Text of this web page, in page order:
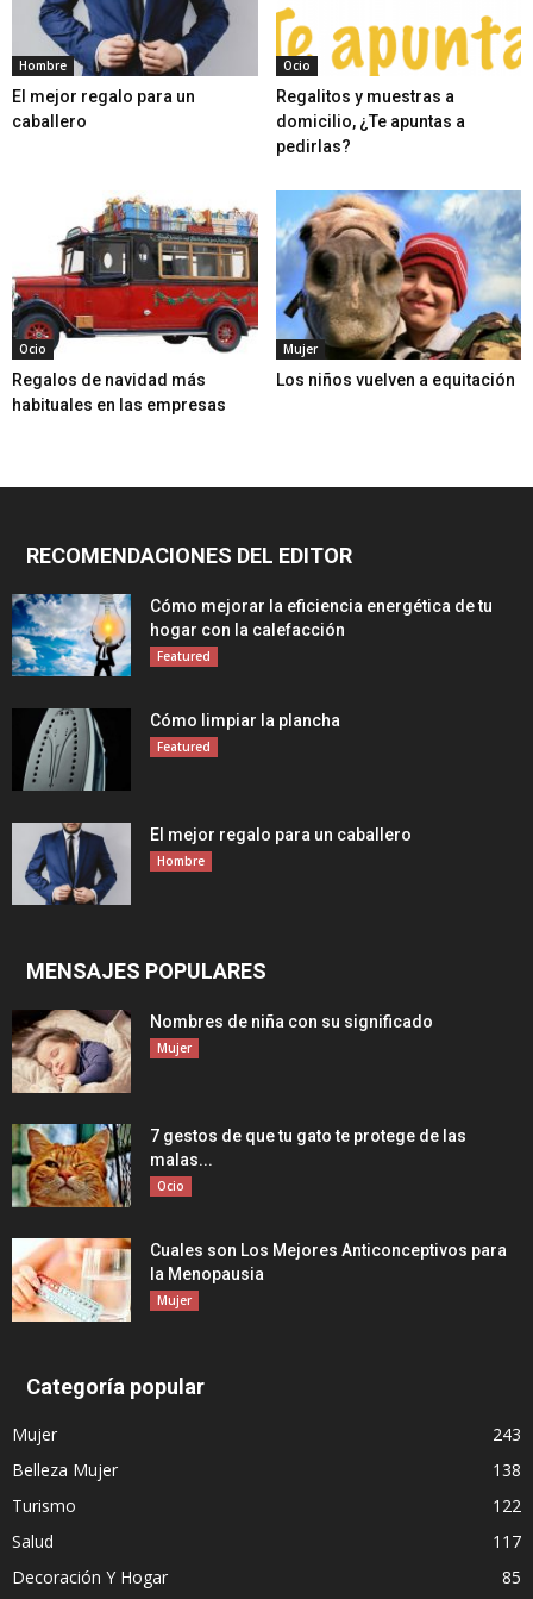
Hombre
El mejor regalo para un
caballero
Ocio
Regalitos y muestras a
domicilio, ¿Te apuntas a
pedirlas?
Ocio
Regalos de navidad más
habituales en las empresas
Mujer
Los niños vuelven a equitación
RECOMENDACIONES DEL EDITOR
Cómo mejorar la eficiencia energética de tu
hogar con la calefacción
Featured
Cómo limpiar la plancha
Featured
El mejor regalo para un caballero
Hombre
MENSAJES POPULARES
Nombres de niña con su significado
Mujer
7 gestos de que tu gato te protege de las
malas...
Ocio
Cuales son Los Mejores Anticonceptivos para
la Menopausia
Mujer
Categoría popular
Mujer
243
Belleza Mujer
138
Turismo
122
Salud
117
Decoración Y Hogar
85